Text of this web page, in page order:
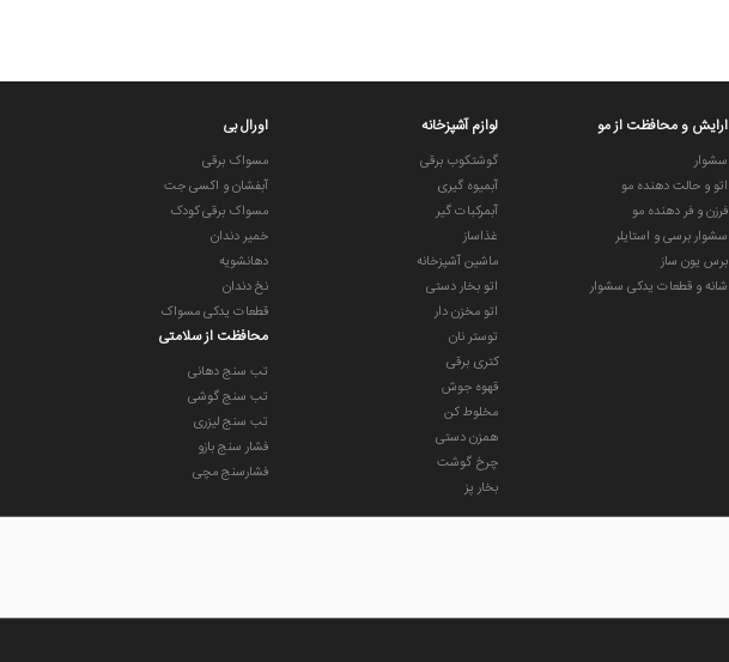
ارایش و محافظت از مو
سشوار
اتو و حالت دهنده مو
فرزن و فر دهنده مو
سشوار برسی و استایلر
برس یون ساز
شانه و قطعات یدکی سشوار
لوازم آشپزخانه
گوشتکوب برقی
آبمیوه گیری
آبمرکبات گیر
غذاساز
ماشین آشپزخانه
اتو بخار دستی
اتو مخزن دار
توستر نان
کتری برقی
قهوه جوش
مخلوط کن
همزن دستی
چرخ گوشت
بخار پز
اورال بی
مسواک برقی
آبفشان و اکسی جت
مسواک برقی کودک
خمیر دندان
دهانشویه
نخ دندان
قطعات یدکی مسواک
محافظت از سلامتی
تب سنج دهانی
تب سنج گوشی
تب سنج لیزری
فشار سنج بازو
فشارسنج مچی